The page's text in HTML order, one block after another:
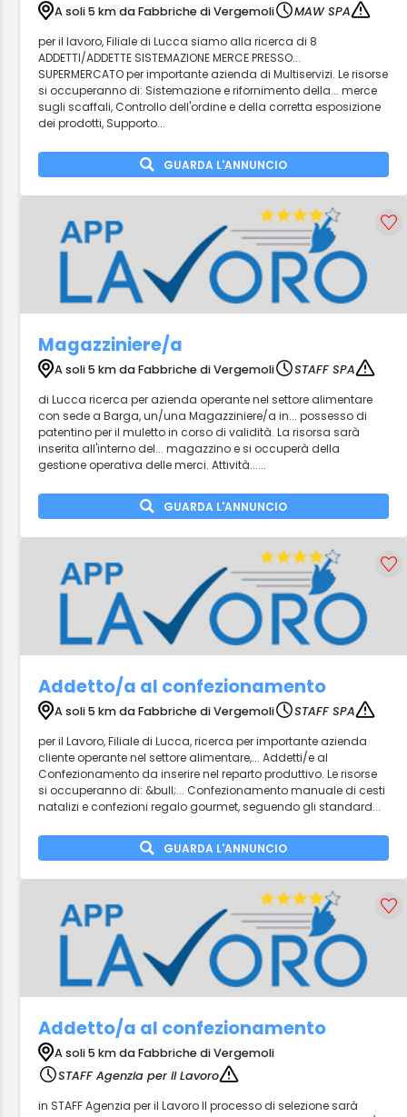
A soli 5 km da Fabbriche di Vergemoli
MAW SPA
per il lavoro, Filiale di Lucca siamo alla ricerca di 8
ADDETTI/ADDETTE SISTEMAZIONE MERCE PRESSO...
SUPERMERCATO per importante azienda di Multiservizi. Le risorse
si occuperanno di: Sistemazione e rifornimento della... merce
sugli scaffali, Controllo dell'ordine e della corretta esposizione
dei prodotti, Supporto...
GUARDA L'ANNUNCIO
Magazziniere/a
A soli 5 km da Fabbriche di Vergemoli
STAFF SPA
di Lucca ricerca per azienda operante nel settore alimentare
con sede a Barga, un/una Magazziniere/a in... possesso di
patentino per il muletto in corso di validità. La risorsa sarà
inserita all'interno del... magazzino e si occuperà della
gestione operativa delle merci. Attività......
GUARDA L'ANNUNCIO
Addetto/a al confezionamento
A soli 5 km da Fabbriche di Vergemoli
STAFF SPA
per il Lavoro, Filiale di Lucca, ricerca per importante azienda
cliente operante nel settore alimentare,... Addetti/e al
Confezionamento da inserire nel reparto produttivo. Le risorse
si occuperanno di: &bull;... Confezionamento manuale di cesti
natalizi e confezioni regalo gourmet, seguendo gli standard...
GUARDA L'ANNUNCIO
Addetto/a al confezionamento
A soli 5 km da Fabbriche di Vergemoli
STAFF Agenzia per il Lavoro
in STAFF Agenzia per il Lavoro Il processo di selezione sarà